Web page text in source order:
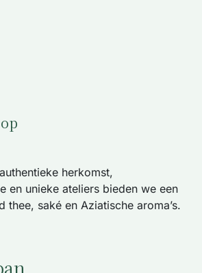
herkomst,
en unieke ateliers bieden we een
thee, saké en Aziatische aroma’s.